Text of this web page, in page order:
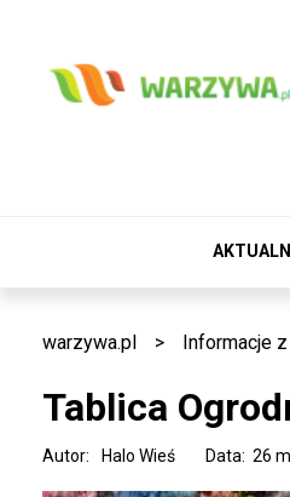
warzywa.pl > Informacje
Tablica
Data: 26
Autor: Halo Wieś